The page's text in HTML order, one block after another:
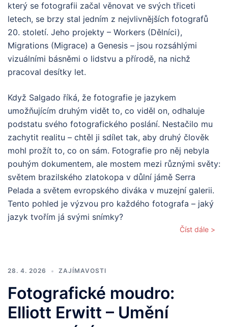
který se fotografii začal věnovat ve svých třiceti
letech, se brzy stal jedním z nejvlivnějších fotografů
20. století. Jeho projekty – Workers (Dělníci),
Migrations (Migrace) a Genesis – jsou rozsáhlými
vizuálními básněmi o lidstvu a přírodě, na nichž
pracoval desítky let.
Když Salgado říká, že fotografie je jazykem
umožňujícím druhým vidět to, co viděl on, odhaluje
podstatu svého fotografického poslání. Nestačilo mu
zachytit realitu – chtěl ji sdílet tak, aby druhý člověk
mohl prožít to, co on sám. Fotografie pro něj nebyla
pouhým dokumentem, ale mostem mezi různými světy:
světem brazilského zlatokopa v důlní jámě Serra
Pelada a světem evropského diváka v muzejní galerii.
Tento pohled je výzvou pro každého fotografa – jaký
jazyk tvořím já svými snímky?
Číst dále >
28. 4. 2026 ZAJÍMAVOSTI
Fotografické moudro:
Elliott Erwitt – Umění